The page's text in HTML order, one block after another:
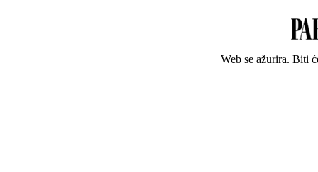
Web se ažurira. Biti